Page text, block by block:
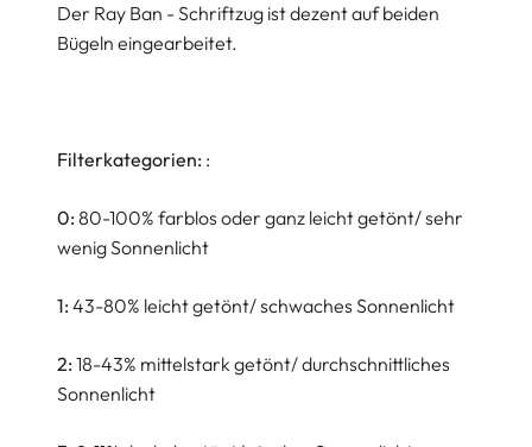
Der Ray Ban - Schriftzug ist dezent auf beiden
Bügeln eingearbeitet.
Filterkategorien: :
0: 80-100% farblos oder ganz leicht getönt/ sehr
wenig Sonnenlicht
1: 43-80% leicht getönt/ schwaches Sonnenlicht
2: 18-43% mittelstark getönt/ durchschnittliches
Sonnenlicht